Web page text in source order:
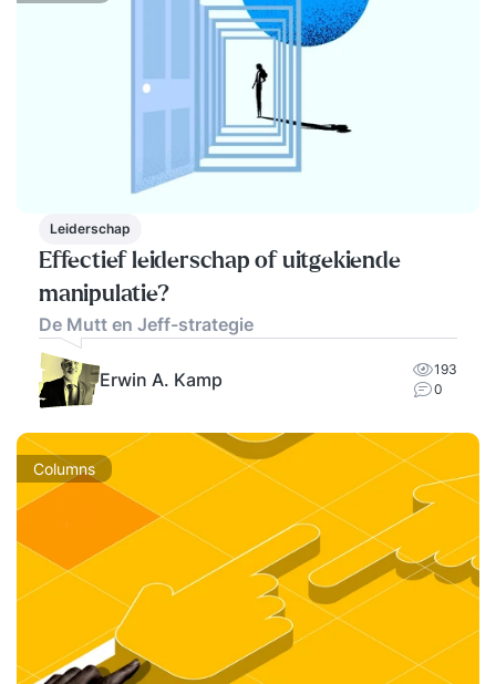
Leiderschap
Effectief leiderschap of uitgekiende
manipulatie?
De Mutt en Jeff-strategie
Erwin A. Kamp
193
0
Columns